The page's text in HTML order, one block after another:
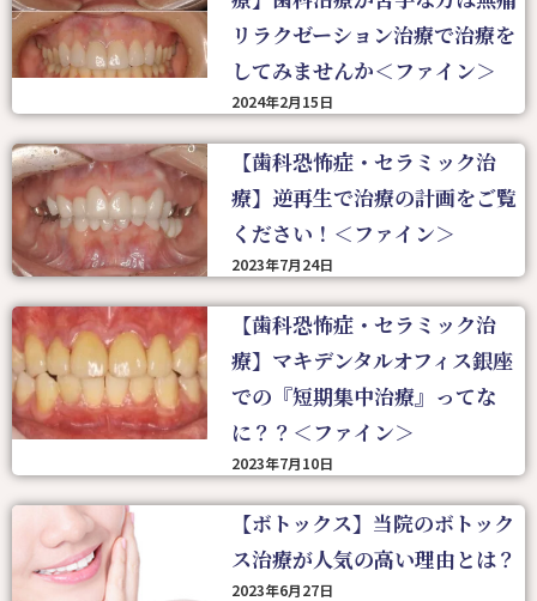
リラクゼーション治療で治療を
してみませんか＜ファイン＞
2024年2月15日
【歯科恐怖症・セラミック治
療】逆再生で治療の計画をご覧
ください！＜ファイン＞
2023年7月24日
【歯科恐怖症・セラミック治
療】マキデンタルオフィス銀座
での『短期集中治療』ってな
に？？＜ファイン＞
2023年7月10日
【ボトックス】当院のボトック
ス治療が人気の高い理由とは？
2023年6月27日